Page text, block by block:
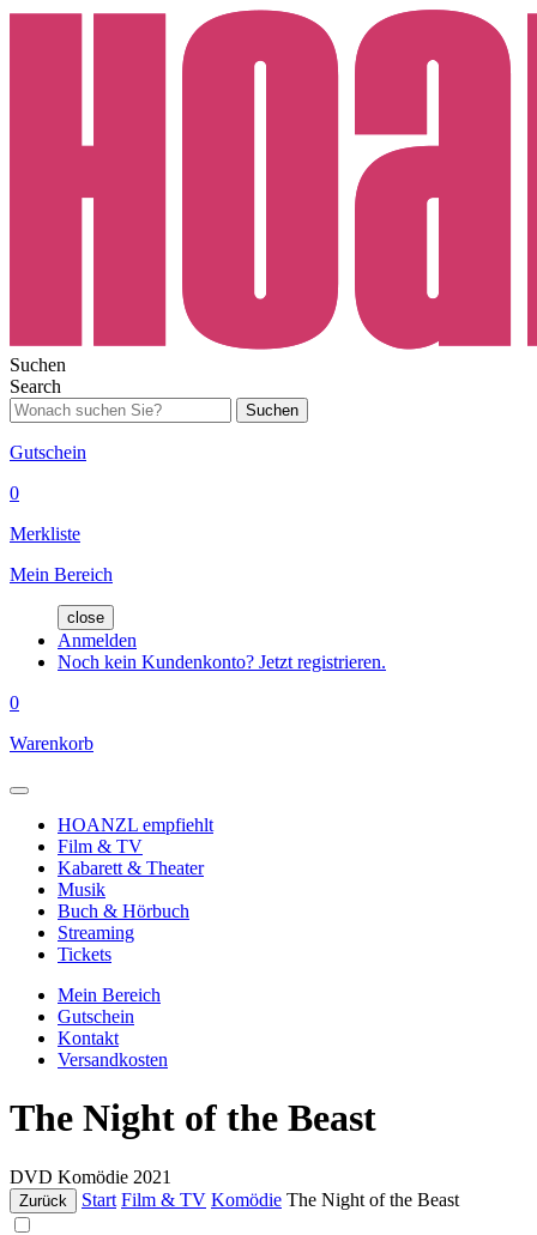
Suchen
Search
Suchen
Gutschein
0
Merkliste
Mein Bereich
close
Anmelden
Noch kein Kundenkonto? Jetzt registrieren.
0
Warenkorb
HOANZL empfiehlt
Film & TV
Kabarett & Theater
Musik
Buch & Hörbuch
Streaming
Tickets
Mein Bereich
Gutschein
Kontakt
Versandkosten
The Night of the Beast
DVD Komödie 2021
Zurück Start Film & TV Komödie The Night of the Beast